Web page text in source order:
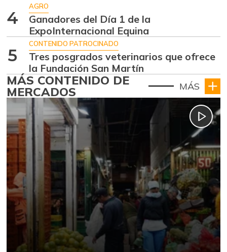
4
AGRO
Ganadores del Día 1 de la
ExpoInternacional Equina
5
CONTENIDO PATROCINADO
Tres posgrados veterinarios que ofrece
la Fundación San Martín
MÁS CONTENIDO DE
MERCADOS MÁS